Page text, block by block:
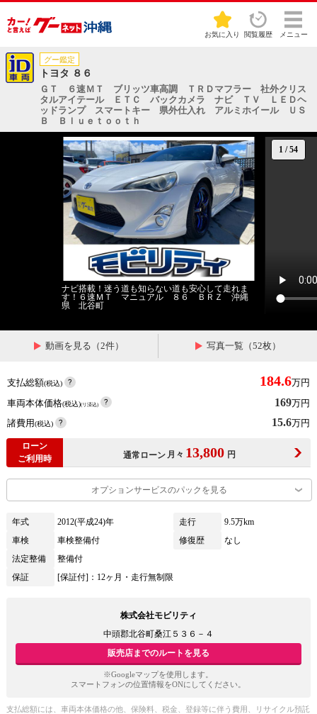
お気に入り 閲覧履歴 メニュー
グー鑑定
トヨタ ８６
ＧＴ ６速ＭＴ ブリッツ車高調 ＴＲＤマフラー 社外クリス
タルアイテール ＥＴＣ バックカメラ ナビ ＴＶ ＬＥＤヘ
ッドランプ スマートキー 県外仕入れ アルミホイール ＵＳ
Ｂ Ｂｌｕｅｔｏｏｔｈ
1 /54
ナビ搭載！迷う道も知らない道も安心して走れま
す！６速ＭＴ マニュアル ８６ ＢＲＺ 沖縄
県 北谷町
動画を見る（2件） 写真一覧（52枚）
支払総額(税込) 184.6万円
車両本体価格(税込)(リ済込) 169万円
諸費用(税込) 15.6万円
ローン
ご利用時
通常ローン 月々 13,800 円
オプションサービスのパックを見る
年式 2012(平成24)年 走行
9.5万km
車検
車検整備付 修復歴
なし
法定整備
整備付
保証
[保証付]：12ヶ月・走行無制限
株式会社モビリティ
中頭郡北谷町桑江５３６－４
販売店までのルートを見る
※Googleマップを使用します。
スマートフォンの位置情報をONにしてください。
支払総額には、車両本体価格の他、保険料、税金、登録等に伴う費用、リサイクル預託